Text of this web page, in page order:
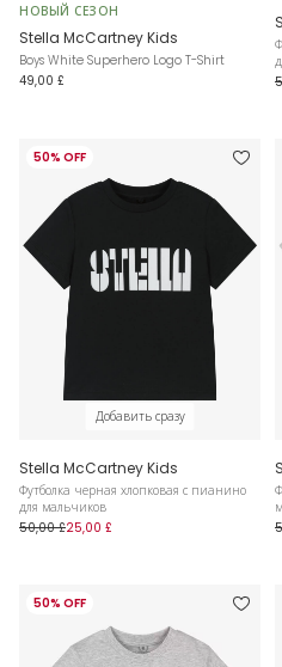
НОВЫЙ СЕЗОН
Stella McCartney Kids
Boys White Superhero Logo T-Shirt
49,00 £
50% OFF
Добавить сразу
Stella McCartney Kids
Футболка черная хлопковая с пианино
для мальчиков
50,00 £25,00 £
50% OFF